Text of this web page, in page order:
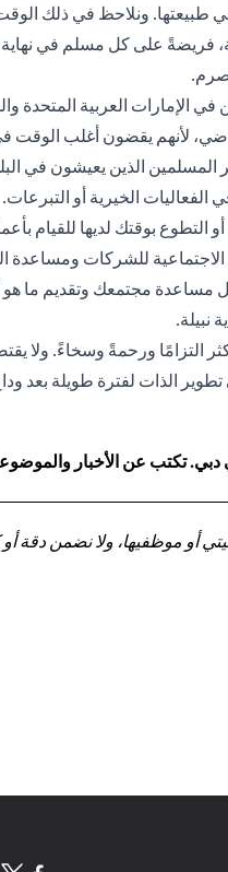
طبيعتها. ونلاحظ في ذلك
فريضةً على كل مسلم في نهاية
أن 66 في المائة من المقيمين في الإمارات
لأنهم يقضون أغلب
الذين يعيشون في
الخيرية أو التبرعات.
التطوع بوقتك لديها للقيام
للشركات ومساعدة
مجتمعك وتقديم ما هو
نبيلة.
التزامًا ورحمةً وسخاءً. ولا
الذات لفترة طويلة بعد
عن الأخبار والموضوعات
موظفيها، ولا نضمن دقة أو